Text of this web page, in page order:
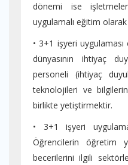
dönemi ise
uygulamalı eğitim
• 3+1 işyeri
dünyasının ihtiyaç
personeli (ihtiyaç
teknolojileri ve
birlikte yetiştirmektir.
• 3+1 işyeri
Öğrencilerin öğretim
becerilerini ilgili